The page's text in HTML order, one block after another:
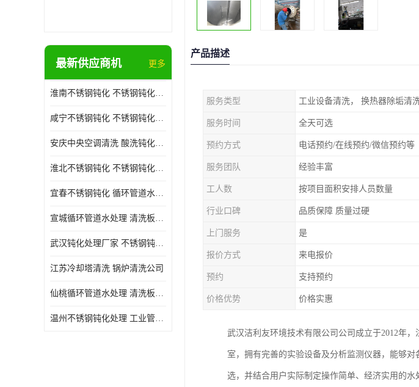
最新供应商机 更多
淮南不锈钢钝化 不锈钢钝化公司
咸宁不锈钢钝化 不锈钢钝化处理公司
安庆中央空调清洗 酸洗钝化公司
淮北不锈钢钝化 不锈钢钝化公司
宜春不锈钢钝化 循环管道水处理公司
宣城循环管道水处理 清洗板式换热器公司
武汉钝化处理厂家 不锈钢钝化公司
江苏冷却塔清洗 锅炉清洗公司
仙桃循环管道水处理 清洗板式换热器公司 服务好
温州不锈钢钝化处理 工业管道清洗公司 20年行业经验
产品描述
服务类型 工业设备清洗， 换热器除垢清
服务时间 全天可选
预约方式 电话预约/在线预约/微信预约等
服务团队 经验丰富
工人数 按项目面积安排人员数量
行业口碑 品质保障 质量过硬
上门服务 是
报价方式 来电报价
预约 支持预约
价格优势 价格实惠
武汉洁利友环境技术有限公司公司成立于2012年
室，拥有完善的实验设备及分析监测仪器，能够
选，并结合用户实际制定操作简单、经济实用的水